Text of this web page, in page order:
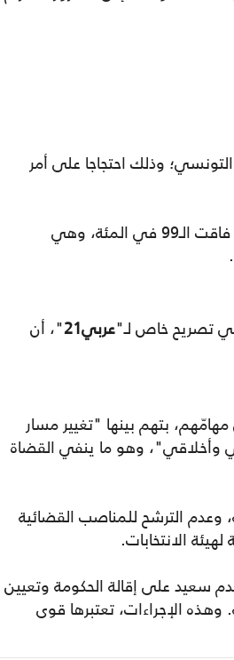
وذلك احتجاجا على أمر
ووفق الأرقام الرسمية لجمعية القضاة التونسيين، فإن نسبة الإضراب فاقت الـ99 في المئة، وهي
تصريح خاص لـ"عربي21
"، أن
سعيد أمرا رئاسيا قضى بإعفاء 57 قاضيا من مهامّهم، بتهم بينها "تغيير مسار
وهو ما ينفي القضاة
الترشح للمناصب القضائية
الانتخابات.
حادة، بعد أن أقدم سعيد على إقالة الحكومة وتعيين
الإجراءات، تعتبرها قوى